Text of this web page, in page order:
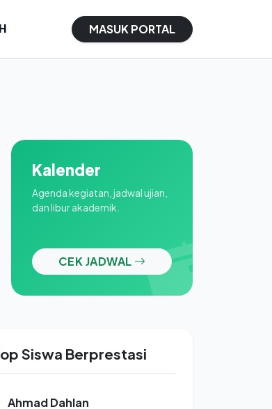
MASUK PORTAL
Kalender
Agenda kegiatan, jadwal ujian,
dan libur akademik.
CEK JADWAL
Siswa Berprestasi
Ahmad Dahlan